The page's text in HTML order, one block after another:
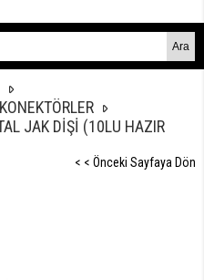
KONEKTÖRLER
JAK DİŞİ (10LU HAZIR
< < Önceki Sayfaya Dön